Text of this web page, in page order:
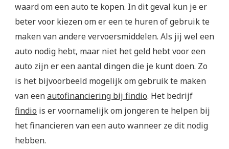
waard om een auto te kopen. In dit geval kun je er
beter voor kiezen om er een te huren of gebruik te
maken van andere vervoersmiddelen. Als jij wel een
auto nodig hebt, maar niet het geld hebt voor een
auto zijn er een aantal dingen die je kunt doen. Zo
is het bijvoorbeeld mogelijk om gebruik te maken
van eenautofinanciering bij findio. Het bedrijf
findio is er voornamelijk om jongeren te helpen bij
het financieren van een auto wanneer ze dit nodig
hebben.